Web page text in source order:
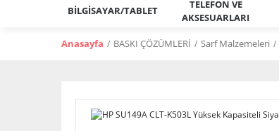
BİLGİSAYAR/TABLET
TELEFON VE
AKSESUARLARI
Anasayfa BASKI ÇÖZÜMLERİ Sarf Malzemeleri